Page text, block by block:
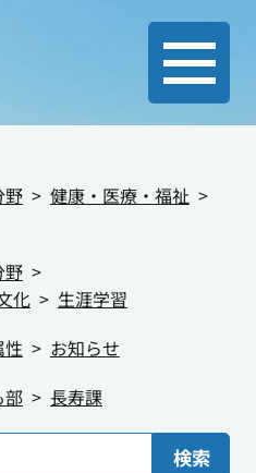
野
健康・医療・福祉
野
化
生涯学習
性
お知らせ
部 長寿課
検索